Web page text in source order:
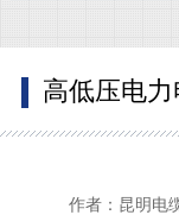
高低压电
作者：昆明电